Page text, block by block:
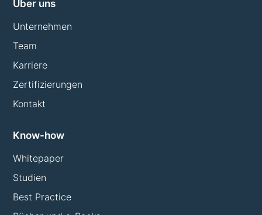
Über uns
Unternehmen
Team
Karriere
Zertifizierungen
Kontakt
Know-how
Whitepaper
Studien
Best Practice